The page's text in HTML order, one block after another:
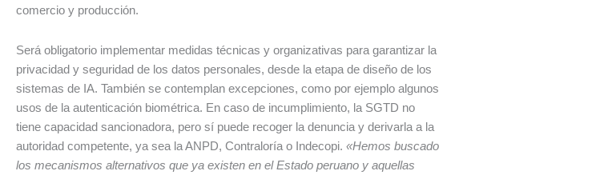
comercio y producción.
Será obligatorio implementar medidas técnicas y organizativas para garantizar la
privacidad y seguridad de los datos personales, desde la etapa de diseño de los
sistemas de IA. También se contemplan excepciones, como por ejemplo algunos
usos de la autenticación biométrica. En caso de incumplimiento, la SGTD no
tiene capacidad sancionadora, pero sí puede recoger la denuncia y derivarla a la
autoridad competente, ya sea la ANPD, Contraloría o Indecopi. «Hemos buscado
los mecanismos alternativos que ya existen en el Estado peruano y aquellas